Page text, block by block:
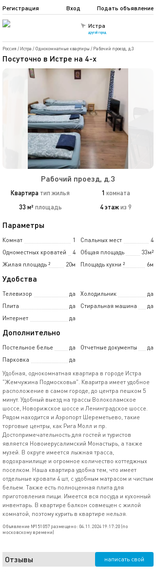
Истра
другой город
Подать объявление
Регистрация Вход
Россия / Истра / Однокомнатные квартиры / Рабочий проезд, д.3
Посуточно в Истре на 4-х
Рабочий проезд, д.3
Квартира тип жилья 1 комната
33 м² площадь 4 этажиз 9
Параметры
Комнат 1 Спальных мест
4
Одноместных кроватей
4 Общая площадь
33м²
Жилая площадь
20м
² Площадь кухни 6м
²
Удобства
Телевизор да Холодильник
да
Плита
да Стиральная машина
да
Интернет
да
Дополнительно
Постельное белье да Отчетные документы
да
Парковка
да
Удобная, однокомнатная квартира в городе Истра
"Жемчужина Подмосковья". Кваритра имеет удобное
расположение в самом городе, до центра пешком 5
минут. Удобный выезд на трассы Волоколамское
шоссе, Новорижское шоссе и Ленинградское шоссе.
Рядом находится и Аэропорт Шереметьево, такие
торговые центры, как Рига Молл и пр.
Достопримечательность для гостей и туристов
является Новоиерусалимский Монастырь, а также
музей. В округе имеется лыжная трасса,
водохранилище и огромное количество коттеджных
поселком. Наша квартира удобна тем, что имеет
отдельные кровати 4 шт, с удобным матрасом и чистым
бельем. Также есть полноценная плита для
приготовления пищи. Имеется вся посуда и кухонный
инвентарь. В квартире балкон совмещен с жилой
комнатой, поэтому курить в квартире нельзя.
Объявление №151057 размещено: 04.11.2024 19:17:20 (по
московскому времени)
Отзывы написать свой